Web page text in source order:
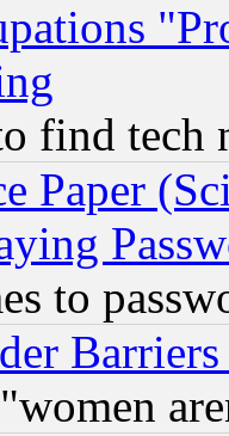
find tech
Paper
to